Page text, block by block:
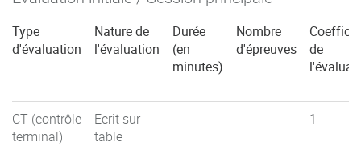
Type
d'évaluation
Nature de
l'évaluation
Durée
(en
minutes)
Nombre
d'épreuves
de
CT (contrôle
terminal)
Ecrit sur
table
1